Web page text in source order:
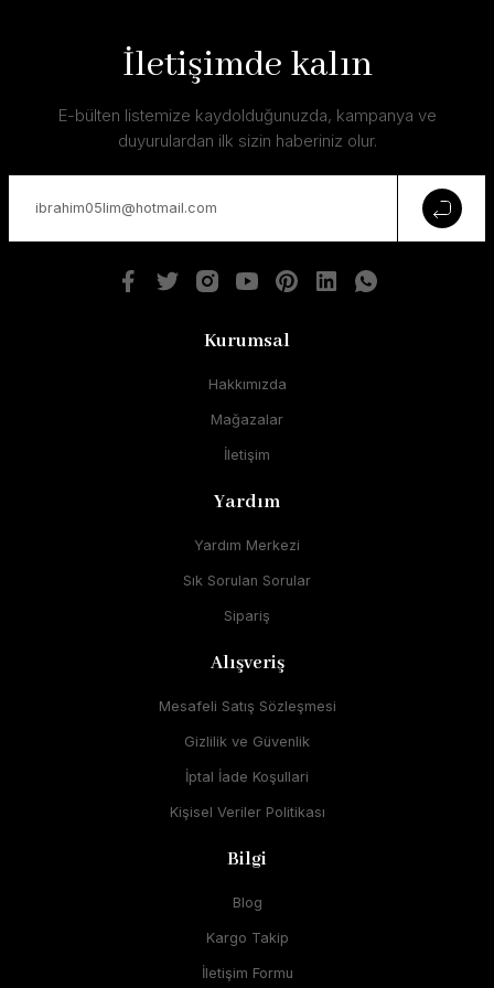
İletişimde kalın
E-bülten listemize kaydolduğunuzda, kampanya ve
duyurulardan ilk sizin haberiniz olur.
Kurumsal
Hakkımızda
Mağazalar
İletişim
Yardım
Yardım Merkezi
Sık Sorulan Sorular
Sipariş
Alışveriş
Mesafeli Satış Sözleşmesi
Gizlilik ve Güvenlik
İptal İade Koşullari
Kişisel Veriler Politikası
Bilgi
Blog
Kargo Takip
İletişim Formu